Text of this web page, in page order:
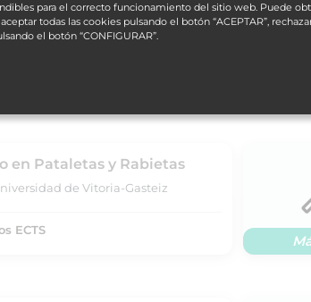
en Pataletas y Rabietas
de Vitoria-Gasteiz
ECTS
para el correcto funcionamiento del sitio web. Puede
aceptar todas las cookies pulsando el botón “ACEPTAR”,
el botón “CONFIGURAR”.